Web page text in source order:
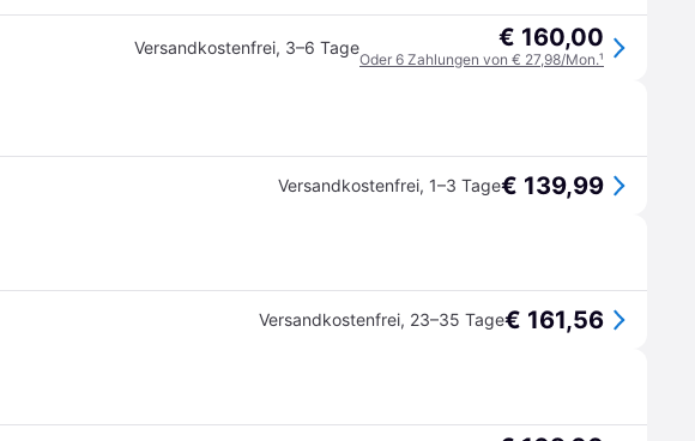
Versandkostenfrei, 3–6 Tage € 160,00
Oder 6 Zahlungen von € 27,98/Mon.¹
Versandkostenfrei, 1–3 Tage€ 139,99
Versandkostenfrei, 23–35 Tage€ 161,56